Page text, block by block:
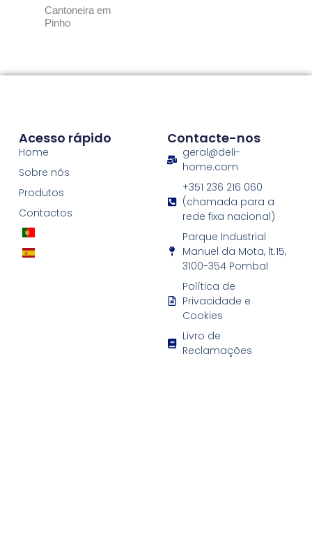
Cantoneira em
Pinho
Acesso rápido
Home
Sobre nós
Produtos
Contactos
Contacte-nos
geral@deli-
home.com
+351 236 216 060
(chamada para a
rede fixa nacional)
Parque Industrial
Manuel da Mota, lt.15,
3100-354 Pombal
Política de
Privacidade e
Cookies
Livro de
Reclamações